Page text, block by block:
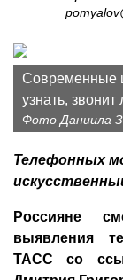
Современные
узнать,
Фото Даниила
Телефонных
Россияне
выявления
ТАСС со